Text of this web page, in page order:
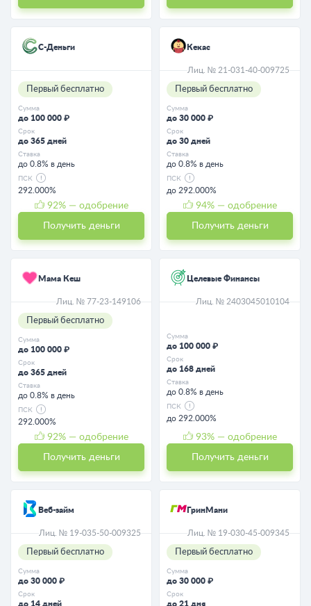
С-Деньги
Первый бесплатно
Сумма
до 100 000 ₽
Срок
до 365 дней
Ставка
до 0.8% в день
ПСК
292.000%
92% — одобрение
Получить деньги
Кекас
Лиц. № 21-031-40-009725
Первый бесплатно
Сумма
до 30 000 ₽
Срок
до 30 дней
Ставка
до 0.8% в день
ПСК
до 292.000%
94% — одобрение
Получить деньги
Мама Кеш
Лиц. № 77-23-149106
Первый бесплатно
Сумма
до 100 000 ₽
Срок
до 365 дней
Ставка
до 0.8% в день
ПСК
292.000%
92% — одобрение
Получить деньги
Целевые Финансы
Лиц. № 2403045010104
Сумма
до 100 000 ₽
Срок
до 168 дней
Ставка
до 0.8% в день
ПСК
до 292.000%
93% — одобрение
Получить деньги
Веб-займ
Лиц. № 19-035-50-009325
Первый бесплатно
Сумма
до 30 000 ₽
Срок
до 14 дней
ГринМани
Лиц. № 19-030-45-009345
Первый бесплатно
Сумма
до 30 000 ₽
Срок
до 21 дня